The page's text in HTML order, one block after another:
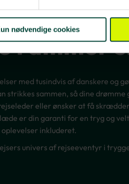
nødvendige cookies
rammer
med tusindvis af danskere og
strikkes sammen, så dine
eller ønsker at få
er din garanti for en tryg og
oplevelser inkluderet.
univers af rejseeventyr i